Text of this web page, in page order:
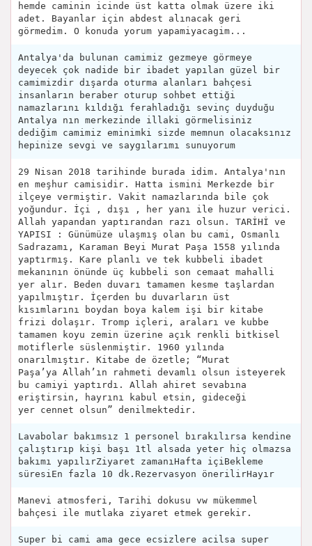
hemde caminin icinde üst katta olmak üzere iki
adet. Bayanlar için abdest alınacak geri
görmedim. O konuda yorum yapamiyacagim...
Antalya'da bulunan camimiz gezmeye görmeye
deyecek çok nadide bir ibadet yapılan güzel bir
camimizdir dışarda oturma alanları bahçesi
insanların beraber oturup sohbet ettiği
namazlarını kıldığı ferahladığı sevinç duyduğu
Antalya nın merkezinde illaki görmelisiniz
dediğim camimiz eminimki sizde memnun olacaksınız
hepinize sevgi ve saygılarımı sunuyorum
29 Nisan 2018 tarihinde burada idim. Antalya'nın
en meşhur camisidir. Hatta ismini Merkezde bir
ilçeye vermiştir. Vakit namazlarında bile çok
yoğundur. İçi , dışı , her yanı ile huzur verici.
Allah yapandan yaptırandan razı olsun. TARİHİ ve
YAPISI : Günümüze ulaşmış olan bu cami, Osmanlı
Sadrazamı, Karaman Beyi Murat Paşa 1558 yılında
yaptırmış. Kare planlı ve tek kubbeli ibadet
mekanının önünde üç kubbeli son cemaat mahalli
yer alır. Beden duvarı tamamen kesme taşlardan
yapılmıştır. İçerden bu duvarların üst
kısımlarını boydan boya kalem işi bir kitabe
frizi dolaşır. Tromp içleri, araları ve kubbe
tamamen koyu zemin üzerine açık renkli bitkisel
motiflerle süslenmiştir. 1960 yılında
onarılmıştır. Kitabe de özetle; “Murat
Paşa’ya Allah’ın rahmeti devamlı olsun isteyerek
bu camiyi yaptırdı. Allah ahiret sevabına
eriştirsin, hayrını kabul etsin, gideceği
yer cennet olsun” denilmektedir.
Lavabolar bakımsız 1 personel bırakılırsa kendine
çalıştırıp kişi başı 1tl alsada yeter hiç olmazsa
bakımı yapılırZiyaret zamanıHafta içiBekleme
süresiEn fazla 10 dk.Rezervasyon önerilirHayır
Manevi atmosferi, Tarihi dokusu vw mükemmel
bahçesi ile mutlaka ziyaret etmek gerekir.
Super bi cami ama gece ecsizlere acilsa super